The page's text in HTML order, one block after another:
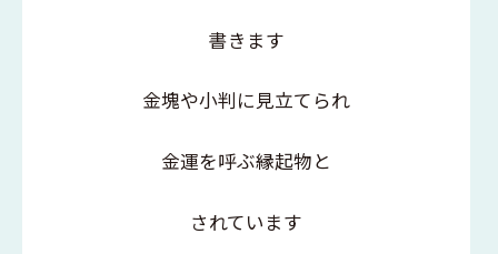
書きます
金塊や小判に見立てられ
金運を呼ぶ縁起物と
されています